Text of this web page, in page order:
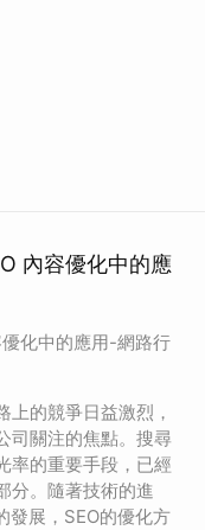
內容優化中的應
化中的應用-網路行
的競爭日益激烈，
司關注的焦點。搜尋
率的重要手段，已經
分。隨著技術的進
發展，SEO的優化方